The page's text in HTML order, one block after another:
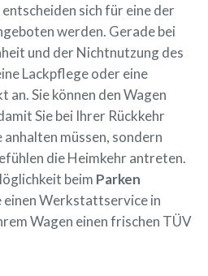
entscheiden sich für eine der
werden. Gerade bei
und der Nichtnutzung des
Lackpflege oder eine
Sie können den Wagen
Sie bei Ihrer Rückkehr
müssen, sondern
die Heimkehr antreten.
beim Parken
einen Werkstattservice in
Wagen einen frischen TÜV